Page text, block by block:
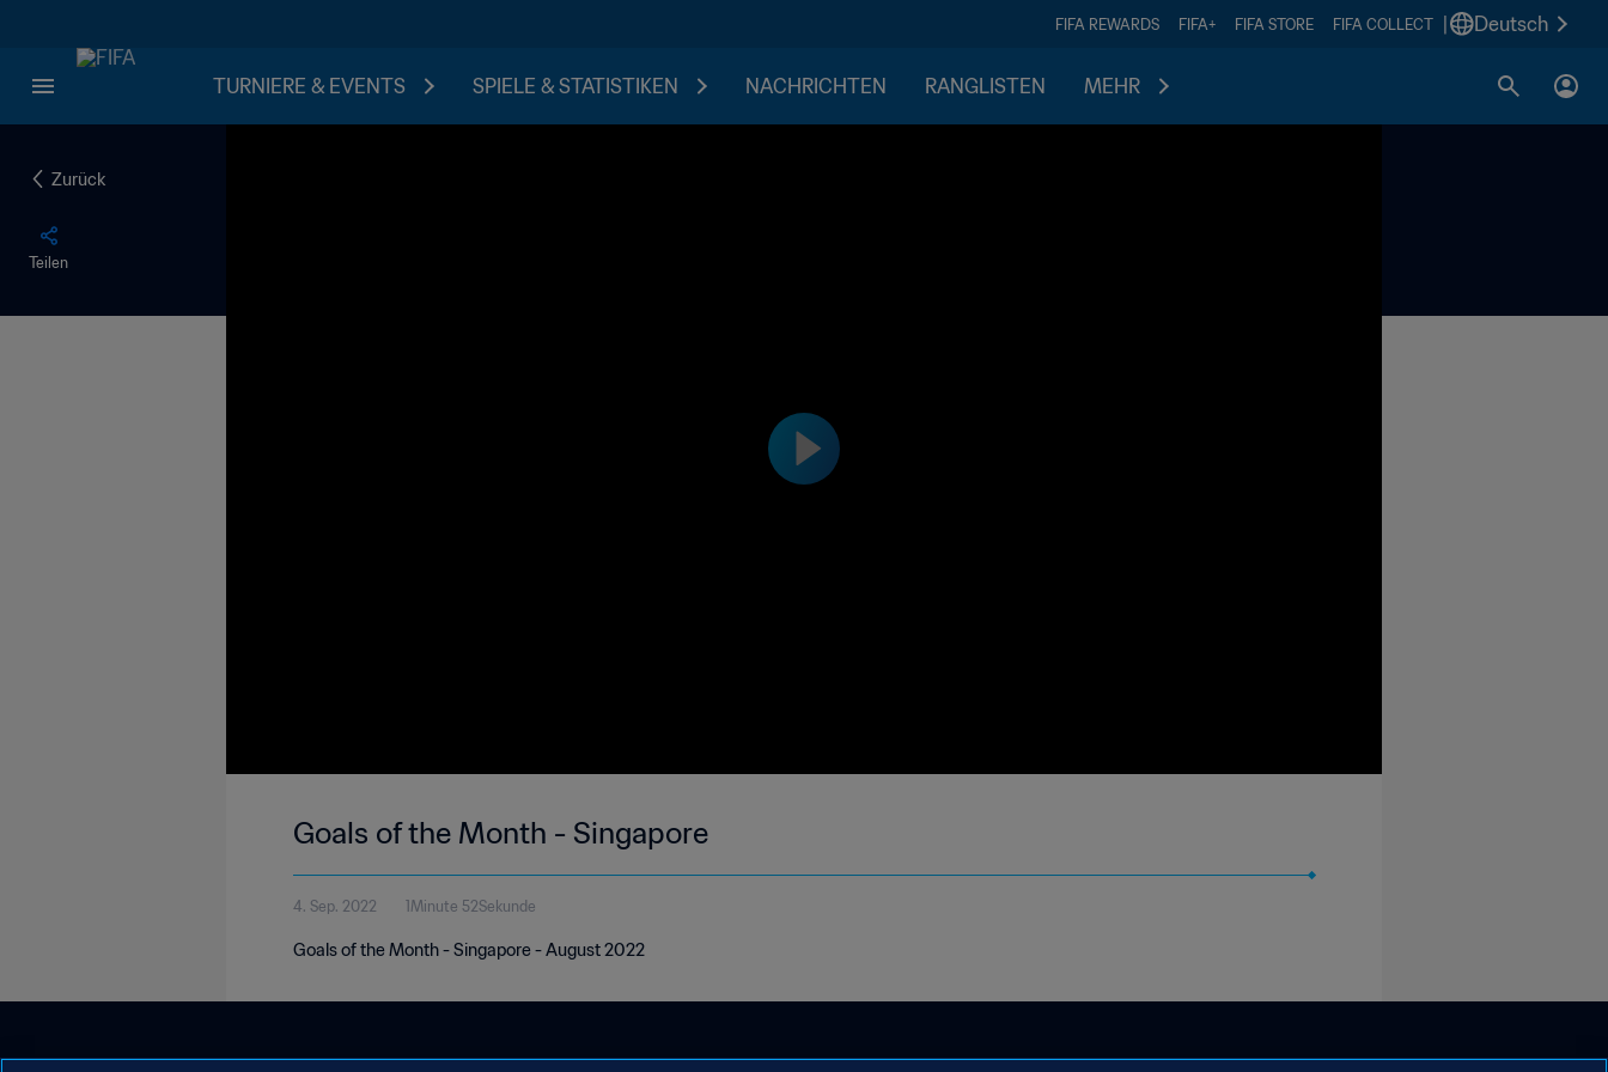
FIFA REWARDS FIFA+ FIFA STORE FIFA COLLECT Deutsch
TURNIERE & EVENTS SPIELE & STATISTIKEN NACHRICHTEN RANGLISTEN MEHR
Zurück
Teilen
Goals of the Month - Singapore
4. Sep. 2022 1Minute 52Sekunde
Goals of the Month - Singapore - August 2022